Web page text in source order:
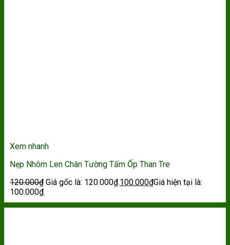
Xem nhanh
Nẹp Nhôm Len Chân Tường Tấm Ốp Than Tre
120.000₫ Giá gốc là: 120.000₫.100.000₫Giá hiện tại là:
100.000₫.